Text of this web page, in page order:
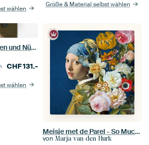
wählen
Größe & Material selbst wählen
Stillleben mit Blumen und Nüssen, Anthony Oberman
CHF131.-
wählen
Meisje met de Parel - So Much Flowers Edition
von Marja van den Hurk